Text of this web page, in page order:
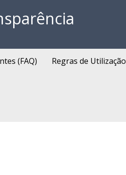
(FAQ) Regras de Utilização